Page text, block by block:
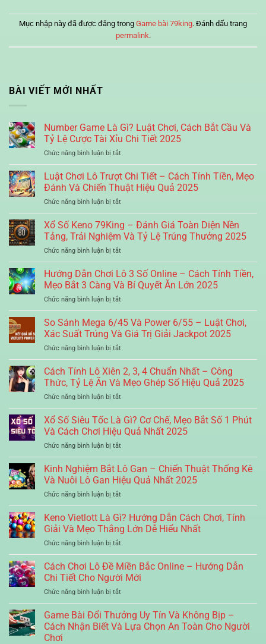
– Hại Từ Góc Nhìn Toán Học
➤ Game Bài Liêng Online Nên Tố Hay Úp – Quyết Định
➤ Luật Chơi Phỏm Tái Gửi Chi Tiết Cho Người Chơi
Nâng Cao
➤
Chiến Thuật Đánh Tiến Lên Miền Nam 4 Người Hiệu
Quả Nhất
Mục nhập này đã được đăng trong Game bài 79king. Đánh dấu trang
permalink.
BÀI VIẾT MỚI NHẤT
Number Game Là Gì? Luật Chơi, Cách Bắt Cầu Và
Tỷ Lệ Cược Tài Xỉu Chi Tiết 2025
Chức năng bình luận bị tắt
Number
Game
Là
Gì?
Luật
Chơi,
Cách
Bắt
Và
Tỷ
Lệ
Cược
Xỉu
Tiết
2025
Luật Chơi Lô Trượt Chi Tiết – Cách Tính Tiền, Mẹo
Đánh Và Chiến Thuật Hiệu Quả 2025
Chức năng bình luận bị tắt
Luật
Chơi
Lô
Trượt
Chi
Tiết
–
Cách
Tiền,
Mẹo
Đánh
Và
Thuật
Quả
2025
Xổ Số Keno 79King – Đánh Giá Toàn Diện Nền
Tảng, Trải Nghiệm Và Tỷ Lệ Trúng Thưởng 2025
Chức năng bình luận bị tắt
Xổ
Số
Keno
79King
–
Đánh
Giá
Toàn
Nền
Tảng,
Trải
Nghiệm
Tỷ
Trúng
Thưởng
Hướng Dẫn Chơi Lô 3 Số Online – Cách Tính Tiền,
Mẹo Bắt 3 Càng Và Bí Quyết Ăn Lớn 2025
Chức năng bình luận bị tắt
Hướng
Dẫn
Chơi
Lô
3
Số
Online
–
Cách
Tính
Tiền,
Mẹo
Bắt
Càng
Bí
Quyết
So Sánh Mega 6/45 Và Power 6/55 – Luật Chơi,
Xác Suất Trúng Và Giá Trị Giải Jackpot 2025
Chức năng bình luận bị tắt
So
Sánh
Mega
6/45
Và
Power
6/55
–
Luật
Chơi,
Xác
Suất
Trúng
Giá
Giải
Jackpot
Cách Tính Lô Xiên 2, 3, 4 Chuẩn Nhất – Công
Thức, Tỷ Lệ Ăn Và Mẹo Ghép Số Hiệu Quả 2025
Chức năng bình luận bị tắt
Cách
Tính
Lô
Xiên
2,
3,
4
Chuẩn
Nhất
–
Công
Thức,
Tỷ
Ăn
Mẹo
Ghép
Quả
2025
Xổ Số Siêu Tốc Là Gì? Cơ Chế, Mẹo Bắt Số 1 Phút
Và Cách Chơi Hiệu Quả Nhất 2025
Chức năng bình luận bị tắt
Xổ
Số
Siêu
Tốc
Là
Gì?
Cơ
Chế,
Mẹo
Bắt
Số
1
Phút
Cách
Hiệu
Quả
Kinh Nghiệm Bắt Lô Gan – Chiến Thuật Thống Kê
Và Nuôi Lô Gan Hiệu Quả Nhất 2025
Chức năng bình luận bị tắt
Kinh
Nghiệm
Bắt
Lô
Gan
–
Chiến
Thuật
Kê
Và
Nuôi
Lô
Keno Vietlott Là Gì? Hướng Dẫn Cách Chơi, Tính
Giải Và Mẹo Thắng Lớn Dễ Hiểu Nhất
Chức năng bình luận bị tắt
Keno
Vietlott
Là
Gì?
Hướng
Dẫn
Cách
Chơi,
Tính
Cách Chơi Lô Đề Miền Bắc Online – Hướng Dẫn
Chi Tiết Cho Người Mới
Chức năng bình luận bị tắt
Cách
Chơi
Lô
Đề
Game Bài Đổi Thưởng Uy Tín Và Không Bịp –
Cách Nhận Biết Và Lựa Chọn An Toàn Cho Người
Chơi